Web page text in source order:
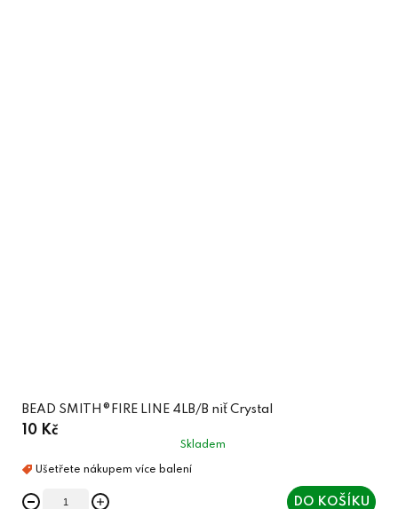
BEAD SMITH®FIRE LINE 4LB/B niť Crystal
10 Kč
Skladem
DO KOŠÍKU